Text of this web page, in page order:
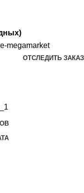
ОТСЛЕДИТЬ ЗАКАЗ